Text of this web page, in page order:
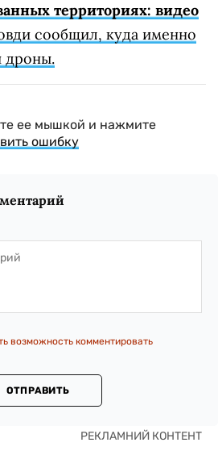
территориях: видео
сообщил, куда именно
дроны.
ее мышкой и нажмите
ошибку
возможность комментировать
ОТПРАВИТЬ